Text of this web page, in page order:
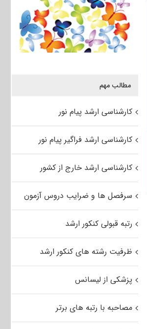
مطالب مهم
کارشناسی ارشد پیام نور
کارشناسی ارشد فراگیر پیام نور
کارشناسی ارشد خارج از کشور
سرفصل ها و ضرایب دروس آزمون
رتبه قبولی کنکور ارشد
ظرفیت رشته های کنکور ارشد
پزشکی از لیسانس
مصاحبه با رتبه های برتر